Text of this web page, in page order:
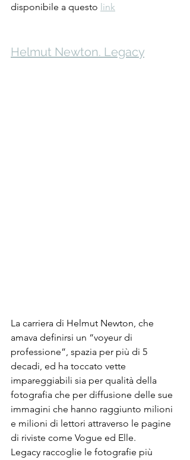
disponibile a questo link
Helmut Newton. Legacy
La carriera di Helmut Newton, che
amava definirsi un “voyeur di
professione”, spazia per più di 5
decadi, ed ha toccato vette
impareggiabili sia per qualità della
fotografia che per diffusione delle sue
immagini che hanno raggiunto milioni
e milioni di lettori attraverso le pagine
di riviste come Vogue ed Elle.
Legacy raccoglie le fotografie più